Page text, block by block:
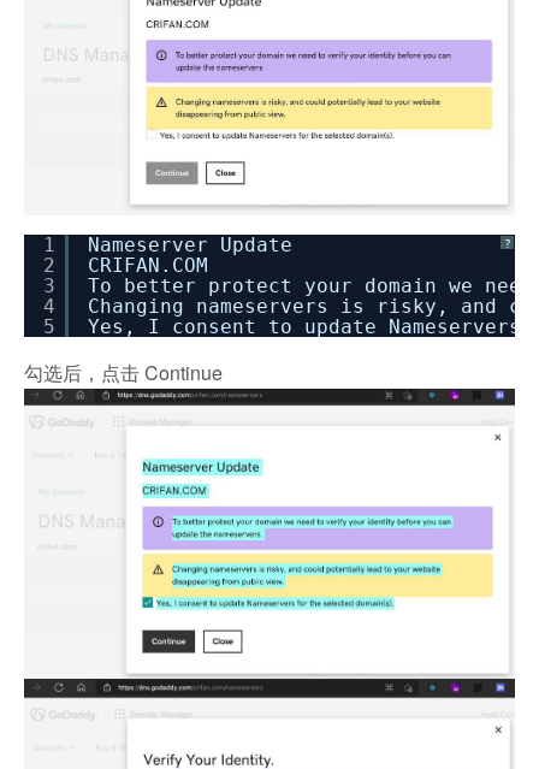
?
1
2
3
4
5
Nameserver Update
CRIFAN.COM
To better protect your domain we
Changing nameservers is risky, and
Yes, I consent to update Nameservers
勾选后，点击 Continue